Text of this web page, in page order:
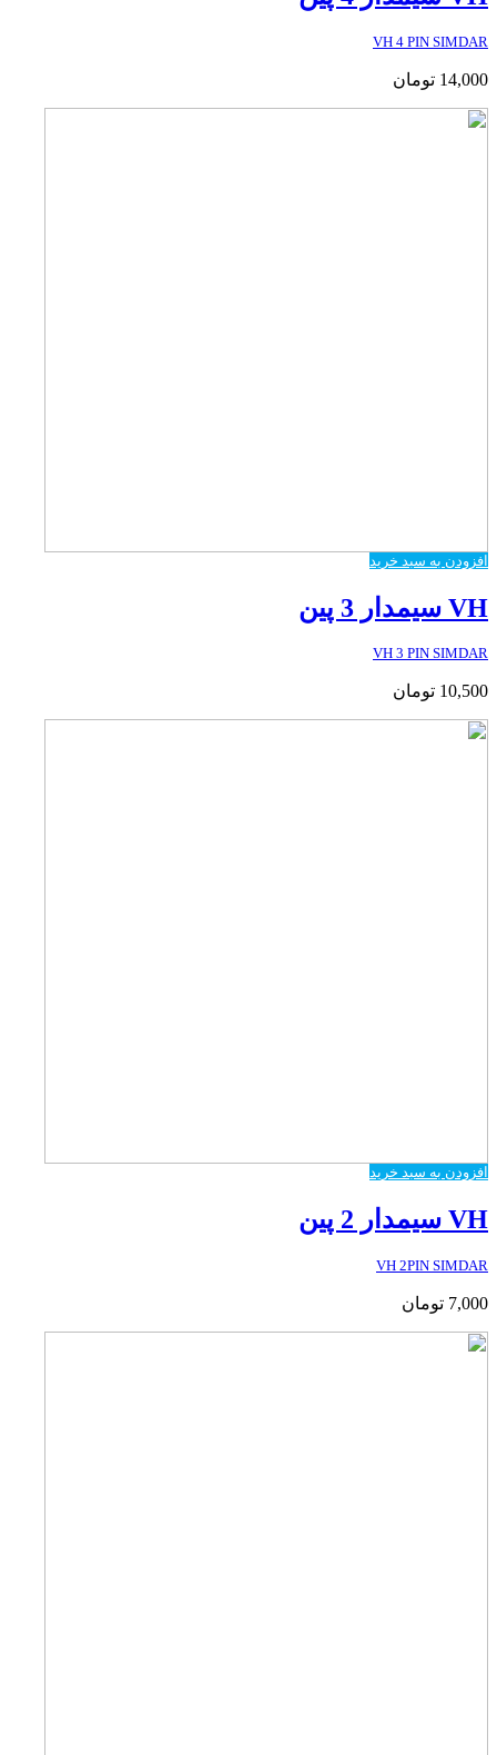
VH 4 PIN SIMDAR
14,000 تومان
افزودن به سبد خرید
VH سیمدار 3 پین
VH 3 PIN SIMDAR
10,500 تومان
افزودن به سبد خرید
VH سیمدار 2 پین
VH 2PIN SIMDAR
7,000 تومان